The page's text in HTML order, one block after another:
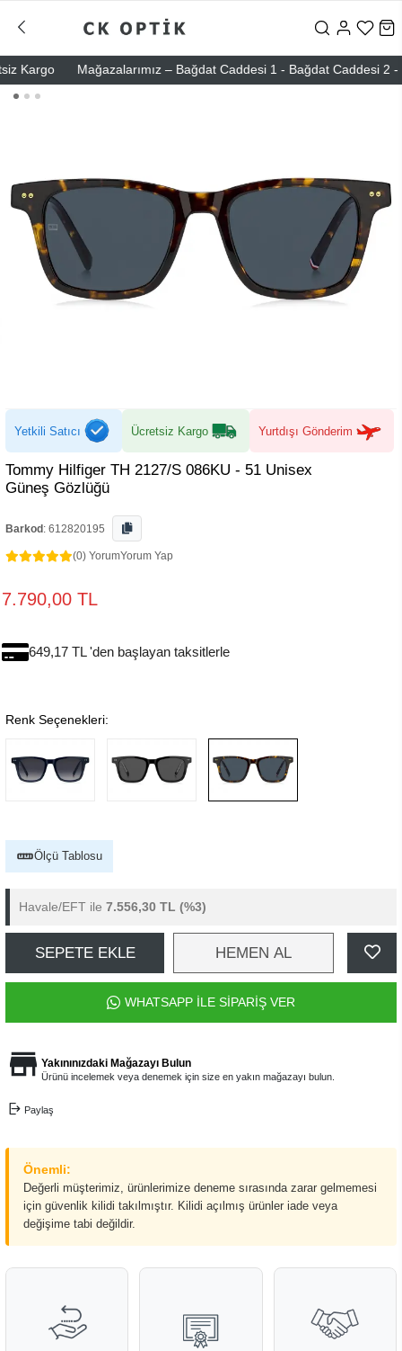
Mağazalarımız – Bağdat Caddesi 1 - Bağdat Caddesi 2 -
Yetkili Satıcı Ücretsiz Kargo Yurtdışı Gönderim
Tommy Hilfiger TH 2127/S 086KU - 51 Unisex
Güneş Gözlüğü
Barkod : 612820195
(0) YorumYorum Yap
7.790,00 TL
649,17 TL 'den başlayan taksitlerle
Renk Seçenekleri:
Ölçü Tablosu
Havale/EFT ile 7.556,30 TL (%3)
SEPETE EKLE HEMEN AL
WHATSAPP İLE SİPARİŞ VER
Yakınınızdaki Mağazayı Bulun
Ürünü incelemek veya denemek için size en yakın mağazayı bulun.
Paylaş
Önemli:
Değerli müşterimiz, ürünlerimize deneme sırasında zarar gelmemesi
için güvenlik kilidi takılmıştır. Kilidi açılmış ürünler iade veya
değişime tabi değildir.